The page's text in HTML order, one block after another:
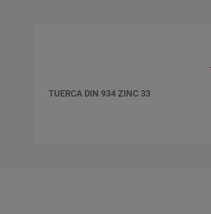
TUERCA DIN 934 ZINC 33